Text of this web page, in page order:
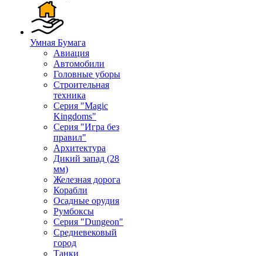
Умная Бумага
Авиация
Автомобили
Головные уборы
Строительная
техника
Серия "Magic
Kingdoms"
Серия "Игра без
правил"
Архитектура
Дикий запад (28
мм)
Железная дорога
Корабли
Осадные орудия
Румбоксы
Серия "Dungeon"
Средневековый
город
Танки